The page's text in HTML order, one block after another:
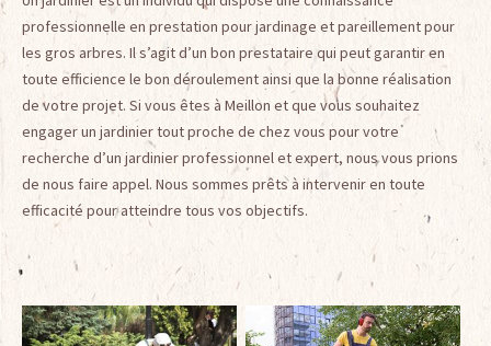
professionnelle en prestation pour jardinage et pareillement pour
les gros arbres. Il s’agit d’un bon prestataire qui peut garantir en
toute efficience le bon déroulement ainsi que la bonne réalisation
de votre projet. Si vous êtes à Meillon et que vous souhaitez
engager un jardinier tout proche de chez vous pour votre
recherche d’un jardinier professionnel et expert, nous vous prions
de nous faire appel. Nous sommes prêts à intervenir en toute
efficacité pour atteindre tous vos objectifs.